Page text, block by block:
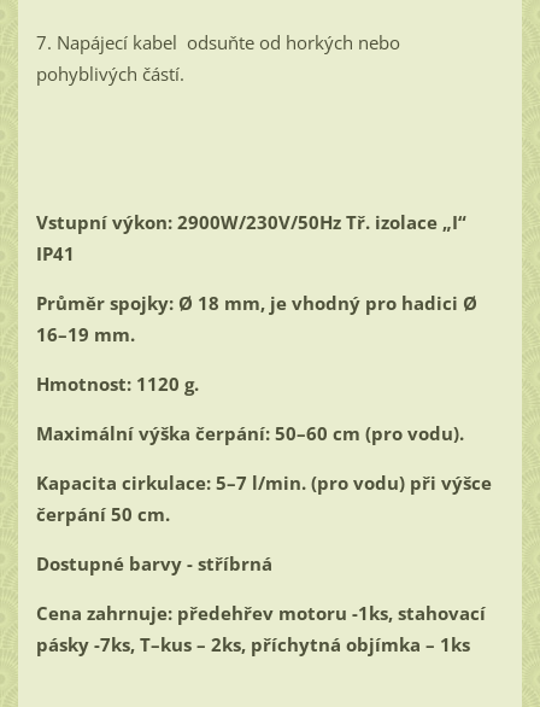
7. Napájecí kabel odsuňte od horkých nebo
pohyblivých částí.
Vstupní výkon: 2900W/230V/50Hz Tř. izolace „I“
IP41
Průměr spojky: Ø 18 mm, je vhodný pro hadici Ø
16–19 mm.
Hmotnost: 1120 g.
Maximální výška čerpání: 50–60 cm (pro vodu).
Kapacita cirkulace: 5–7 l/min. (pro vodu) při výšce
čerpání 50 cm.
Dostupné barvy - stříbrná
Cena zahrnuje: předehřev motoru -1ks, stahovací
pásky -7ks, T–kus – 2ks, příchytná objímka – 1ks